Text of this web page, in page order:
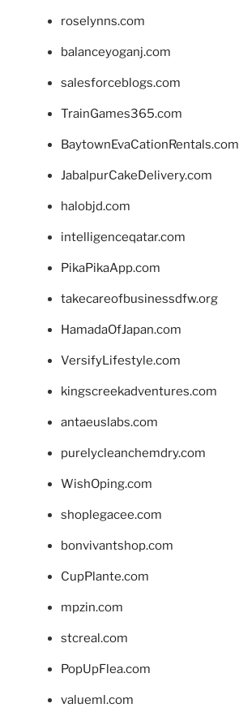
roselynns.com
balanceyoganj.com
salesforceblogs.com
TrainGames365.com
BaytownEvaCationRentals.com
JabalpurCakeDelivery.com
halobjd.com
intelligenceqatar.com
PikaPikaApp.com
takecareofbusinessdfw.org
HamadaOfJapan.com
VersifyLifestyle.com
kingscreekadventures.com
antaeuslabs.com
purelycleanchemdry.com
WishOping.com
shoplegacee.com
bonvivantshop.com
CupPlante.com
mpzin.com
stcreal.com
PopUpFlea.com
valueml.com